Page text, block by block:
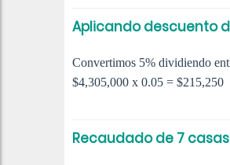
Aplicando descuento
Convertimos 5% dividiendo
$4,305,000 x 0.05 = $215,250
Recaudado de 7 casas